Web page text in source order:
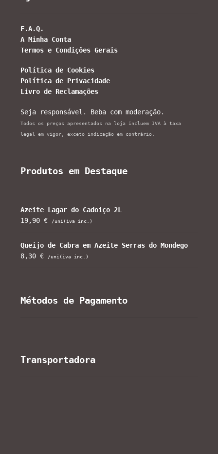
F.A.Q.
A Minha Conta
Termos e Condições Gerais
Política de Cookies
Política de Privacidade
Livro de Reclamações
Seja responsável. Beba com moderação.
Todos os preços apresentados na loja incluem IVA à taxa
legal em vigor, exceto indicação em contrário.
Produtos em Destaque
Azeite Lagar do Cadoiço 2L
19,90€ /uni(iva inc.)
Queijo de Cabra em Azeite Serras do Mondego
8,30€ /uni(iva inc.)
Métodos de Pagamento
Transportadora